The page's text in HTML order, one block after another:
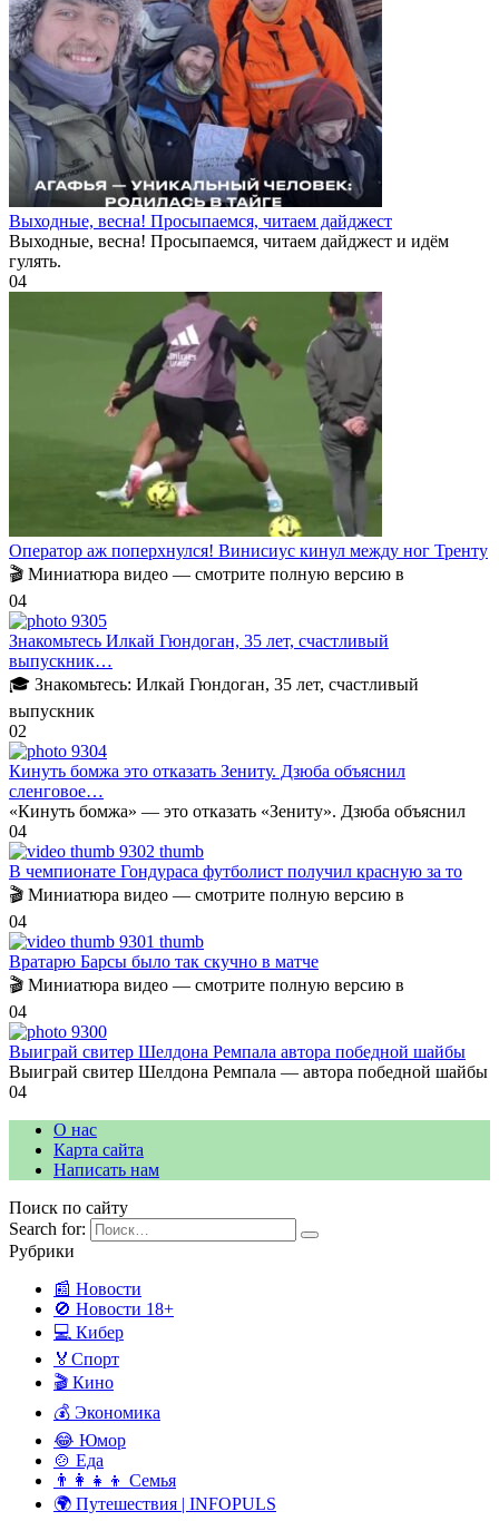
Выходные, весна! Просыпаемся, читаем дайджест
Выходные, весна! Просыпаемся, читаем дайджест и идём
гулять.
04
Оператор аж поперхнулся! Винисиус кинул между ног Тренту
🎬 Миниатюра видео — смотрите полную версию в
04
Знакомьтесь Илкай Гюндоган, 35 лет, счастливый
выпускник…
🎓 Знакомьтесь: Илкай Гюндоган, 35 лет, счастливый
выпускник
02
Кинуть бомжа это отказать Зениту. Дзюба объяснил
сленговое…
«Кинуть бомжа» — это отказать «Зениту». Дзюба объяснил
04
В чемпионате Гондураса футболист получил красную за то
🎬 Миниатюра видео — смотрите полную версию в
04
Вратарю Барсы было так скучно в матче
🎬 Миниатюра видео — смотрите полную версию в
04
Выиграй свитер Шелдона Ремпала автора победной шайбы
Выиграй свитер Шелдона Ремпала — автора победной шайбы
04
О нас
Карта сайта
Написать нам
Поиск по сайту
Search for:
Рубрики
📰 Новости
🚫 Новости 18+
💻 Кибер
🏅Спорт
🎬 Кино
💰 Экономика
😂 Юмор
🍲 Еда
👨‍👩‍👧‍👦 Семья
🌍 Путешествия | INFOPULS